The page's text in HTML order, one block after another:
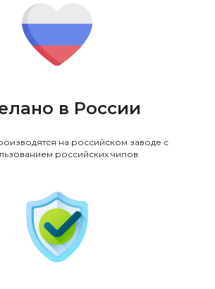
в России
на российском заводе с
российских чипов